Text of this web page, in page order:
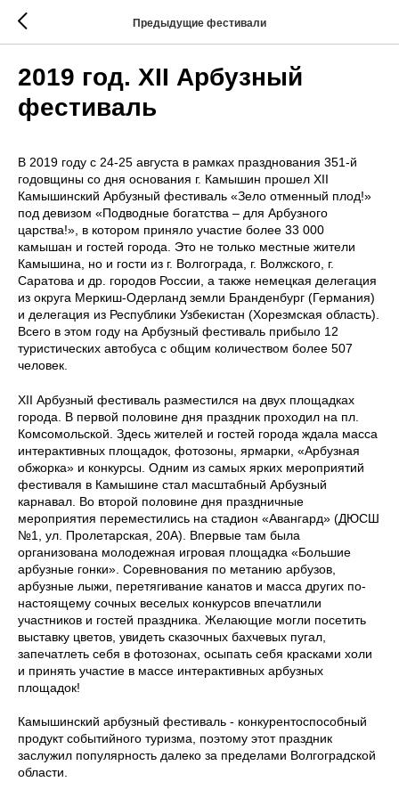
Предыдущие фестивали
2019 год. XII Арбузный
фестиваль
В 2019 году с 24-25 августа в рамках празднования 351-й
годовщины со дня основания г. Камышин прошел XII
Камышинский Арбузный фестиваль «Зело отменный плод!»
под девизом «Подводные богатства – для Арбузного
царства!», в котором приняло участие более 33 000
камышан и гостей города. Это не только местные жители
Камышина, но и гости из г. Волгограда, г. Волжского, г.
Саратова и др. городов России, а также немецкая делегация
из округа Меркиш-Одерланд земли Бранденбург (Германия)
и делегация из Республики Узбекистан (Хорезмская область).
Всего в этом году на Арбузный фестиваль прибыло 12
туристических автобуса с общим количеством более 507
человек.
XII Арбузный фестиваль разместился на двух площадках
города. В первой половине дня праздник проходил на пл.
Комсомольской. Здесь жителей и гостей города ждала масса
интерактивных площадок, фотозоны, ярмарки, «Арбузная
обжорка» и конкурсы. Одним из самых ярких мероприятий
фестиваля в Камышине стал масштабный Арбузный
карнавал. Во второй половине дня праздничные
мероприятия переместились на стадион «Авангард» (ДЮСШ
№1, ул. Пролетарская, 20А). Впервые там была
организована молодежная игровая площадка «Большие
арбузные гонки». Соревнования по метанию арбузов,
арбузные лыжи, перетягивание канатов и масса других по-
настоящему сочных веселых конкурсов впечатлили
участников и гостей праздника. Желающие могли посетить
выставку цветов, увидеть сказочных бахчевых пугал,
запечатлеть себя в фотозонах, осыпать себя красками холи
и принять участие в массе интерактивных арбузных
площадок!
Камышинский арбузный фестиваль - конкурентоспособный
продукт событийного туризма, поэтому этот праздник
заслужил популярность далеко за пределами Волгоградской
области.